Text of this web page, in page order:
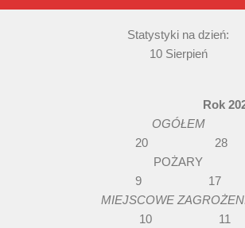
Statystyki na dzień:
10 Sierpień
Rok 2025
OGÓŁEM
20 28
POŻARY
9 17
MIEJSCOWE
10 11